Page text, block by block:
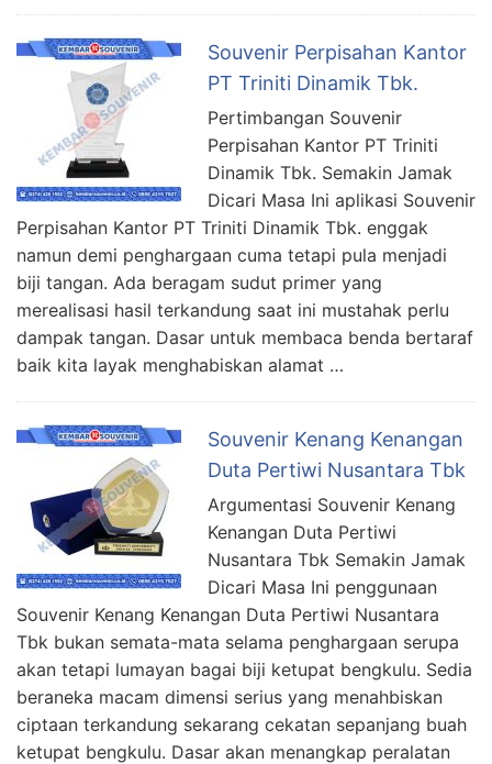
Souvenir Perpisahan Kantor
PT Triniti Dinamik Tbk.
Pertimbangan Souvenir
Perpisahan Kantor PT Triniti
Dinamik Tbk. Semakin Jamak
Dicari Masa Ini aplikasi Souvenir
Perpisahan Kantor PT Triniti Dinamik Tbk. enggak
namun demi penghargaan cuma tetapi pula menjadi
biji tangan. Ada beragam sudut primer yang
merealisasi hasil terkandung saat ini mustahak perlu
dampak tangan. Dasar untuk membaca benda bertaraf
baik kita layak menghabiskan alamat …
Souvenir Kenang Kenangan
Duta Pertiwi Nusantara Tbk
Argumentasi Souvenir Kenang
Kenangan Duta Pertiwi
Nusantara Tbk Semakin Jamak
Dicari Masa Ini penggunaan
Souvenir Kenang Kenangan Duta Pertiwi Nusantara
Tbk bukan semata-mata selama penghargaan serupa
akan tetapi lumayan bagai biji ketupat bengkulu. Sedia
beraneka macam dimensi serius yang menahbiskan
ciptaan terkandung sekarang cekatan sepanjang buah
ketupat bengkulu. Dasar akan menangkap peralatan